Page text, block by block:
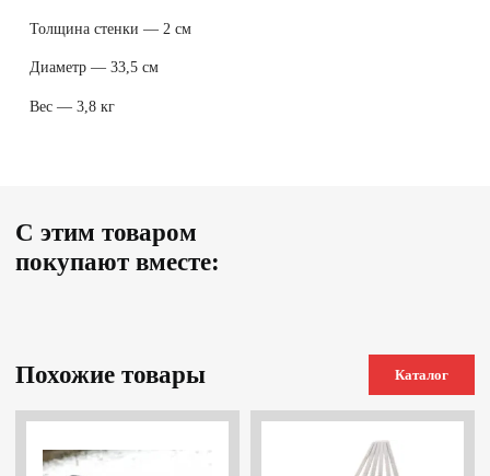
Толщина стенки — 2 см
Диаметр — 33,5 см
Вес — 3,8 кг
С этим товаром
покупают вместе:
Похожие товары Каталог